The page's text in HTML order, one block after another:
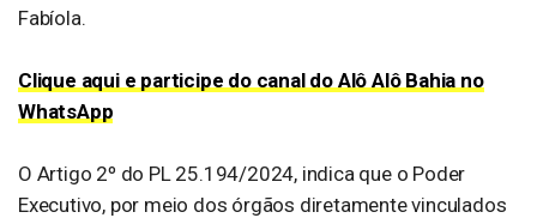
Fabíola.
Clique aqui e participe do canal do Alô Alô Bahia no
WhatsApp
O Artigo 2º do PL 25.194/2024, indica que o Poder
Executivo, por meio dos órgãos diretamente vinculados